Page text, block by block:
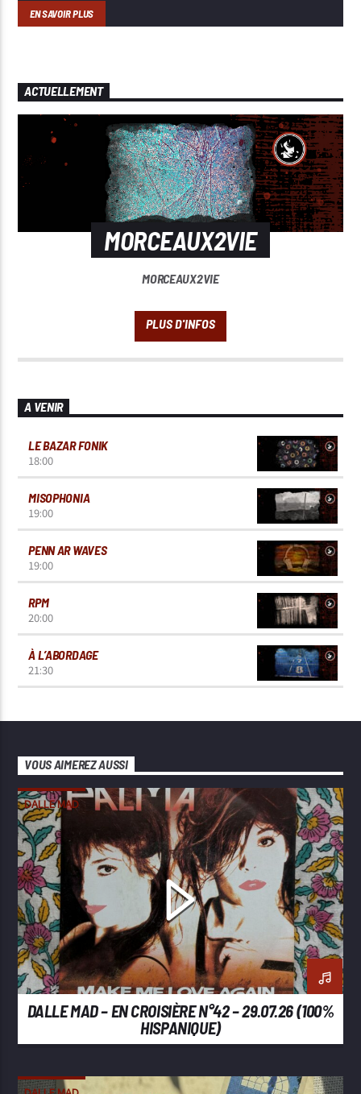
EN SAVOIR PLUS
ACTUELLEMENT
MORCEAUX2VIE
MORCEAUX2VIE
A VENIR
LE BAZAR FONIK
18:00
MISOPHONIA
19:00
PENN AR WAVES
19:00
RPM
20:00
À L’ABORDAGE
21:30
VOUS AIMEREZ AUSSI
DALLE MAD
DALLE MAD – EN CROISIÈRE N°42 – 29.07.26 (100%
HISPANIQUE)